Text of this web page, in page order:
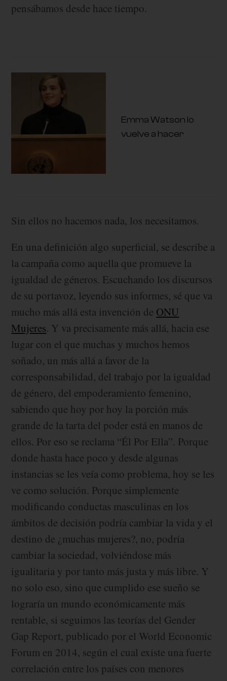
pensábamos desde hace tiempo.
Emma Watson lo
vuelve a hacer
Sin ellos no hacemos nada, los necesitamos.
En una definición algo superficial, se describe a
la campaña como aquella que promueve la
igualdad de géneros. Escuchando los discursos
de su portavoz, leyendo sus informes, sé que va
mucho más allá esta invención de ONU
Mujeres. Y va precisamente más allá, hacia ese
lugar con el que muchas y muchos hemos
soñado, un más allá a favor de la
corresponsabilidad, del trabajo por la igualdad
de género, del empoderamiento femenino,
sabiendo que hoy por hoy la porción más
grande de la tarta del poder está en manos de
ellos. Por eso se reclama “Él Por Ella”. Porque
donde hasta hace poco y desde algunas
instancias se les veía como problema, hoy se les
ve como solución. Porque simplemente
modificando conductas masculinas en los
ámbitos de decisión podría cambiar la vida y el
destino de ¿muchas mujeres?, no, podría
cambiar la sociedad, volviéndose más
igualitaria y por tanto más justa y más libre. Y
no solo eso, sino que cumplido ese sueño se
lograría un mundo económicamente más
rentable, si seguimos las teorías del Gender
Gap Report, publicado por el World Economic
Forum en 2014, según el cual existe una fuerte
correlación entre los países con menores